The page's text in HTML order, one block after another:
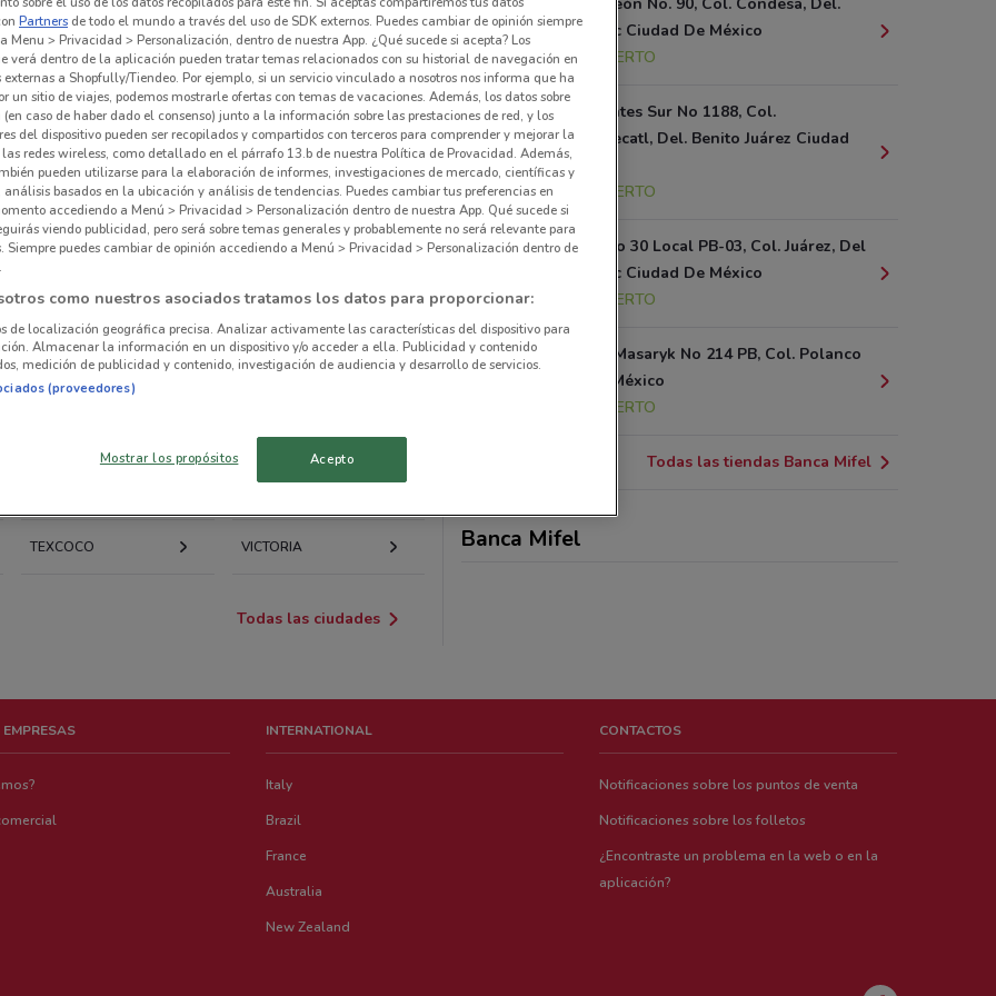
hay ofertas vigentes
AZCAPOTZALCO IZTACALCO
CARRANZA
TEXCOCO VICTORIA
Todas las ciudades
Cuauhtémoc Ciudad De México
1.3 km
ABIERTO
Av. Insurgentes Sur No 1188, Col.
Tlacoquemecatl, Del. Benito Juárez Ciudad
De México
2.6 km
ABIERTO
Florencia No 30 Local PB-03, Col. Juárez, Del
Cuauhtémoc Ciudad De México
2.8 km
ABIERTO
Presidente Masaryk No 214 PB, Col. Polanco
Ciudad De México
ABIERTO
Todas las tiendas Banca Mifel
Banca Mifel
INTERNATIONAL
Italy
Brazil
France
Australia
New Zealand
CONTACTOS
Notificaciones sobre los puntos de venta
Notificaciones sobre los folletos
¿Encontraste un problema en la web o en la
aplicación?
Partners de todo el mundo a través del uso de SDK externos. Puedes cambiar de opinión siempre
Menu > Privacidad > Personalización, dentro de nuestra App. ¿Qué sucede si acepta? Los
verá dentro de la aplicación pueden tratar temas relacionados con su historial de navegación en
a Shopfully/Tiendeo. Por ejemplo, si un servicio vinculado a nosotros nos informa que ha
un sitio de viajes, podemos mostrarle ofertas con temas de vacaciones. Además, los datos sobre
caso de haber dado el consenso) junto a la información sobre las prestaciones de red, y los
del dispositivo pueden ser recopilados y compartidos con terceros para comprender y mejorar la
las redes wireless, como detallado en el párrafo 13.b de nuestra Política de Provacidad. Además,
pueden utilizarse para la elaboración de informes, investigaciones de mercado, científicas y
análisis basados en la ubicación y análisis de tendencias. Puedes cambiar tus preferencias en
accediendo a Menú > Privacidad > Personalización dentro de nuestra App. Qué sucede si
viendo publicidad, pero será sobre temas generales y probablemente no será relevante para
Siempre puedes cambiar de opinión accediendo a Menú > Privacidad > Personalización dentro de
como nuestros asociados tratamos los datos para proporcionar:
de localización geográfica precisa. Analizar activamente las características del dispositivo para
Almacenar la información en un dispositivo y/o acceder a ella. Publicidad y contenido
medición de publicidad y contenido, investigación de audiencia y desarrollo de servicios.
(proveedores)
Mostrar los propósitos Acepto